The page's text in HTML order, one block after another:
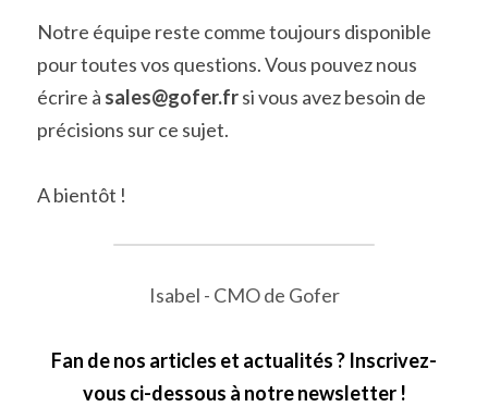
Notre équipe reste comme toujours disponible
pour toutes vos questions. Vous pouvez nous
écrire à sales@gofer.fr si vous avez besoin de
précisions sur ce sujet.
A bientôt !
Isabel - CMO de Gofer
Fan de nos articles et actualités ? Inscrivez-
vous ci-dessous à notre newsletter !